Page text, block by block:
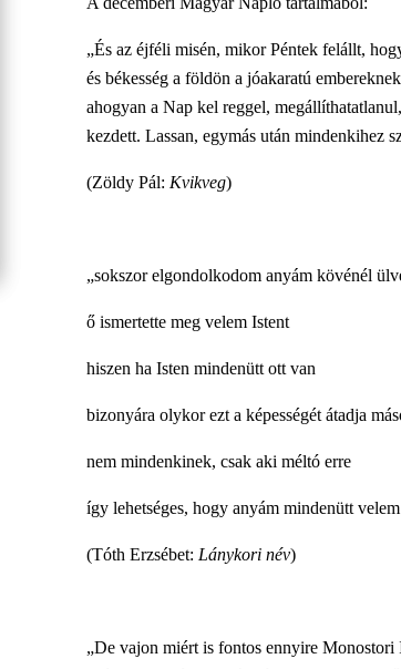
„És az éjféli misén, mikor Péntek felállt,
és békesség a földön a jóakaratú
ahogyan a Nap kel reggel,
kezdett. Lassan, egymás után mindenkihez
(Zöldy Pál: Kvikveg)
„sokszor elgondolkodom anyám kövénél
ő ismertette meg velem Istent
hiszen ha Isten mindenütt ott van
bizonyára olykor ezt a képességét átadja
nem mindenkinek, csak aki méltó erre
így lehetséges, hogy anyám mindenütt
(Tóth Erzsébet: Lánykori név)
„De vajon miért is fontos ennyire Monostori